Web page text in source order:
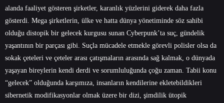
alanda faaliyet gösteren şirketler, karanlık yüzlerini giderek daha fazla
gösterdi. Mega şirketlerin, ülke ve hatta dünya yönetiminde söz sahibi
olduğu distopik bir gelecek kurgusu sunan Cyberpunk’ta suç, gündelik
yaşantının bir parçası gibi. Suçla mücadele etmekle görevli polisler olsa da
sokak çeteleri ve çeteler arası çatışmaların arasında sağ kalmak, o dünyada
yaşayan bireylerin kendi derdi ve sorumluluğunda çoğu zaman. Tabii konu
“gelecek” olduğunda karşımıza, insanların kendilerine ekletebildikleri
sibernetik modifikasyonlar olmak üzere bir dizi, şimdilik ütopik